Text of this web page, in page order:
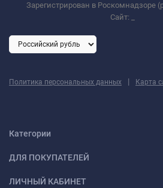
Зарегистрирован в Роскомнадзоре
Сайт:
Политика персональных данных | Карта
Категории
ДЛЯ ПОКУПАТЕЛЕЙ
ЛИЧНЫЙ КАБИНЕТ